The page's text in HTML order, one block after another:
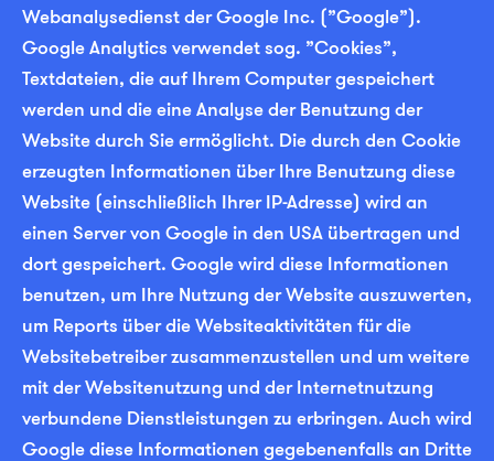
Webanalysedienst der Google Inc. (”Google”).
Google Analytics verwendet sog. ”Cookies”,
Textdateien, die auf Ihrem Computer gespeichert
werden und die eine Analyse der Benutzung der
Website durch Sie ermöglicht. Die durch den Cookie
erzeugten Informationen über Ihre Benutzung diese
Website (einschließlich Ihrer IP-Adresse) wird an
einen Server von Google in den USA übertragen und
dort gespeichert. Google wird diese Informationen
benutzen, um Ihre Nutzung der Website auszuwerten,
um Reports über die Websiteaktivitäten für die
Websitebetreiber zusammenzustellen und um weitere
mit der Websitenutzung und der Internetnutzung
verbundene Dienstleistungen zu erbringen. Auch wird
Google diese Informationen gegebenenfalls an Dritte